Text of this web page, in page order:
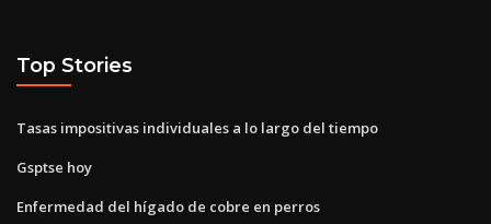
Top Stories
Tasas impositivas individuales a lo largo del tiempo
Gsptse hoy
Enfermedad del hígado de cobre en perros